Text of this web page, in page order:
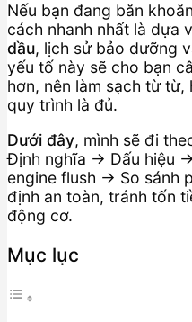
Nếu bạn đang băn
cách nhanh nhất là dựa
dầu, lịch sử bảo dưỡng
yếu tố này sẽ cho bạn
hơn, nên làm sạch từ
quy trình là đủ.
Dưới đây, mình sẽ đi
Định nghĩa → Dấu hiệu
engine flush → So sánh
định an toàn, tránh tốn
động cơ.
Mục lục